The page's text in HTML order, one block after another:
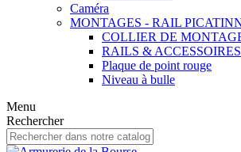
Caméra
MONTAGES - RAIL
COLLIER DE
RAILS & ACCESSOIRES
Plaque de point rouge
Niveau à bulle
Menu
Rechercher